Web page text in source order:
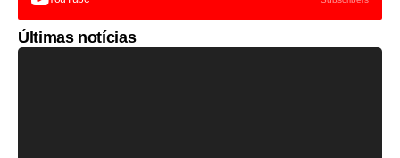
Últimas notícias